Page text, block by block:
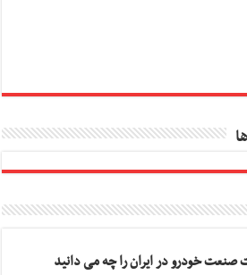
صنعت خودرو در ایران را چه می دانید